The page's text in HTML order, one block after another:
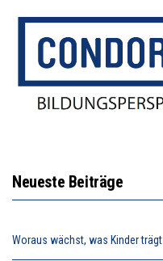
Neueste Beiträge
Woraus wächst, was Kinder trägt